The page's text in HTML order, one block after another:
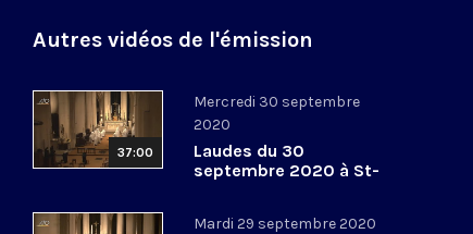
Autres vidéos de l'émission
37:00
Mercredi 30 septembre
2020
Laudes du 30
septembre 2020 à St-
Mardi 29 septembre 2020